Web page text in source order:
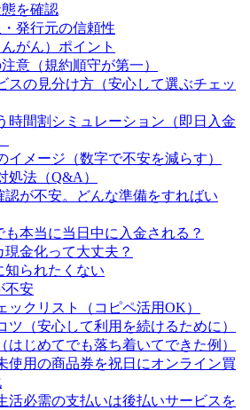
を確認
発行元の信頼性
がん）ポイント
意（規約順守が第一）
スの見分け方（安心して選ぶチェッ
時間割シミュレーション（即日入金
イメージ（数字で不安を減らす）
処法（Q&A）
認が不安。どんな準備をすればい
も本当に当日中に入金される？
現金化って大丈夫？
知られたくない
不安
ックリスト（コピペ活用OK）
ツ（安心して利用を続けるために）
はじめてでも落ち着いてできた例）
使用の商品券を祝日にオンライン買
活必需の支払いは後払いサービスを